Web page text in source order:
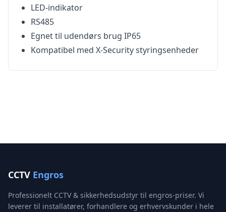
LED-indikator
RS485
Egnet til udendørs brug IP65
Kompatibel med X-Security styringsenheder
CCTV Engros
Professionelt CCTV & sikkerhedsudstyr til engros-priser. Vi
leverer til installatører, forhandlere og erhvervskunder i hele